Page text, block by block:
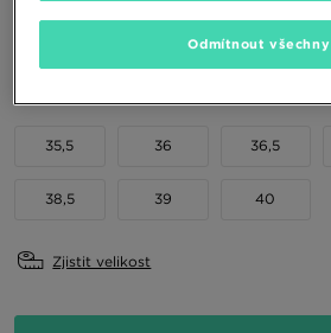
35,5 36 36,5
38,5 39 40
Zjistit velikost
Odmítnout všechny